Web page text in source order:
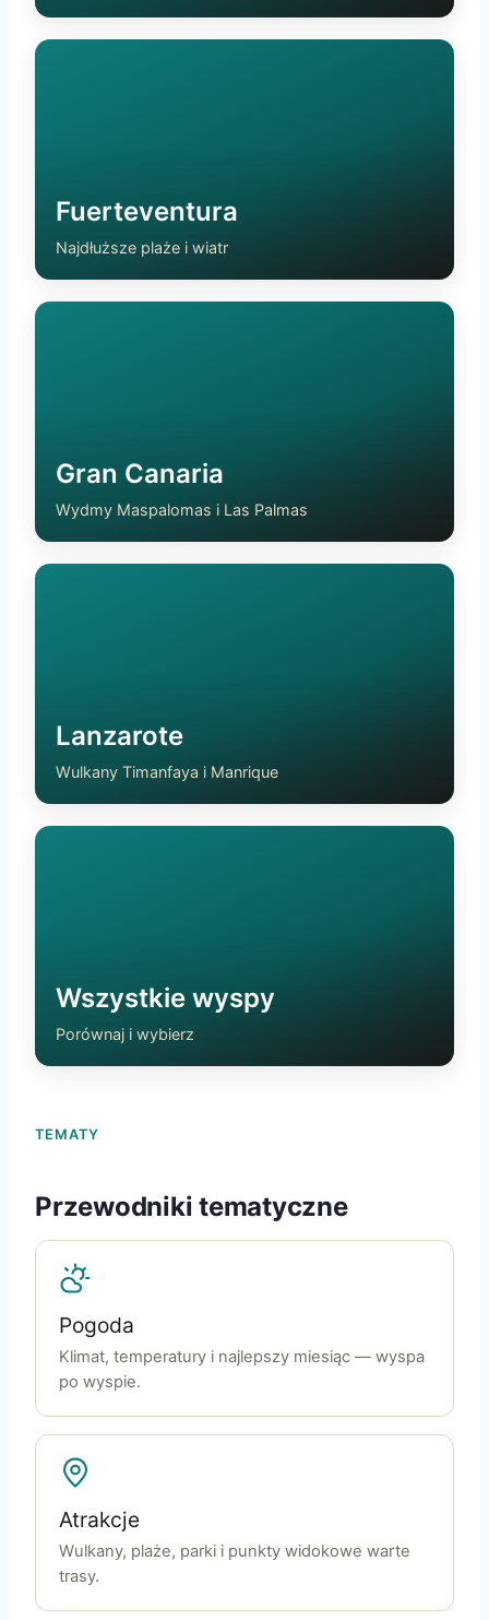
Fuerteventura
Najdłuższe plaże i wiatr
Gran Canaria
Wydmy Maspalomas i Las Palmas
Lanzarote
Wulkany Timanfaya i Manrique
Wszystkie wyspy
Porównaj i wybierz
TEMATY
Przewodniki tematyczne
Pogoda
Klimat, temperatury i najlepszy miesiąc — wyspa
po wyspie.
Atrakcje
Wulkany, plaże, parki i punkty widokowe warte
trasy.